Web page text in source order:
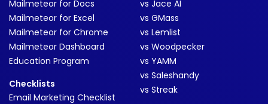
Mailmeteor for Docs
Mailmeteor for Excel
Mailmeteor for Chrome
Mailmeteor Dashboard
Education Program
Checklists
Email Marketing Checklist
vs Jace AI
vs GMass
vs Lemlist
vs Woodpecker
vs YAMM
vs Saleshandy
vs Streak